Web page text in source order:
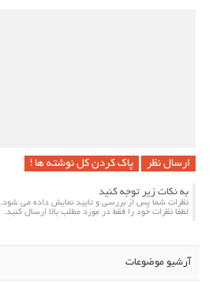
پاک کردن کل نوشته ها !
به نکات زیر توجه کنید
نظرات شما پس از بررسی و تایید نمایش داده می شود.
لطفا نظرات خود را فقط در مورد مطلب بالا ارسال کنید.
آرشیو موضوعات